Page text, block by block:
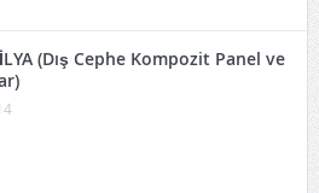
(Dış Cephe Kompozit Panel ve